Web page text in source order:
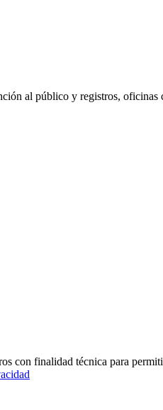
al público y registros, oficinas
con finalidad técnica para